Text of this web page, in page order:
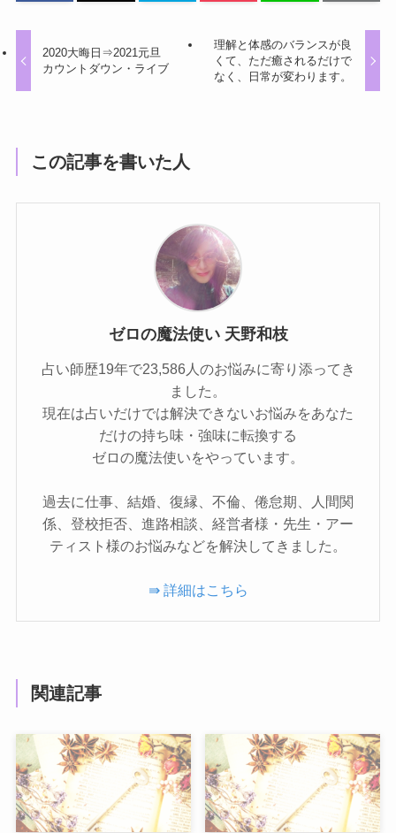
2020大晦日⇒2021元旦
カウントダウン・ライブ
理解と体感のバランスが良
くて、ただ癒されるだけで
なく、日常が変わります。
この記事を書いた人
ゼロの魔法使い 天野和枝
占い師歴19年で23,586人のお悩みに寄り添ってき
ました。
現在は占いだけでは解決できないお悩みをあなた
だけの持ち味・強味に転換する
ゼロの魔法使いをやっています。
過去に仕事、結婚、復縁、不倫、倦怠期、人間関
係、登校拒否、進路相談、経営者様・先生・アー
ティスト様のお悩みなどを解決してきました。
⇛ 詳細はこちら
関連記事